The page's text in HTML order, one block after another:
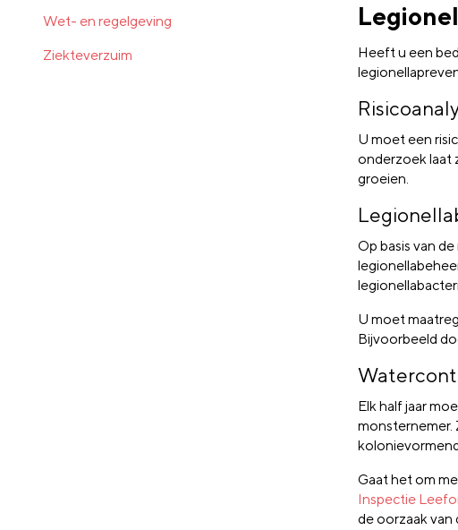
Heeft u een
U moet een
onderzoek laat
groeien.
Op basis van
U moet
Bijvoorbeeld
Elk half jaar
monsternemer.
Gaat het om
Inspectie
de oorzaak van
Wet- en regelgeving
Ziekteverzuim